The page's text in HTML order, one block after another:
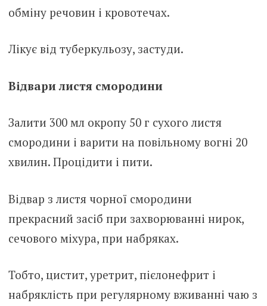
обміну речовин і кровотечах.
Лікує від туберкульозу, застуди.
Відвари листя смородини
Залити 300 мл окропу 50 г сухого листя
смородини і варити на повільному вогні 20
хвилин. Процідити і пити.
Відвар з листя чорної смородини
прекрасний засіб при захворюванні нирок,
сечового міхура, при набряках.
Тобто, цистит, уретрит, пієлонефрит і
набряклість при регулярному вживанні чаю з